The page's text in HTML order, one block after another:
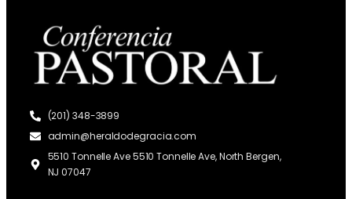
(201) 348-3899
admin@heraldodegracia.com
5510 Tonnelle Ave 5510 Tonnelle Ave, North Bergen,
NJ 07047